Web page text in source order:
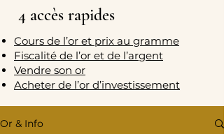
4 accès rapides
Cours de l’or et prix au gramme
Fiscalité de l’or et de l’argent
Vendre son or
Acheter de l’or d’investissement
Or & Info